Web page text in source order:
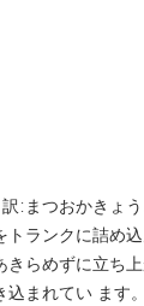
:まつおかきょ
ランクに詰め
らめずに立ち
まれてい ます